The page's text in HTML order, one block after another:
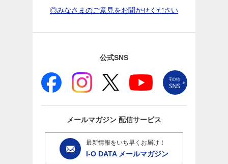
◎みなさまのご意見をお聞かせください
公式SNS
メールマガジン 配信サービス
最新情報をいち早くお届け！
I-O DATA メールマガジン